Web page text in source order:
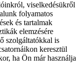
viselkedésükről
folyamatos
és tartalmak
elemzésére
szolgáltatókkal is
keresztül
ha Ön már használja